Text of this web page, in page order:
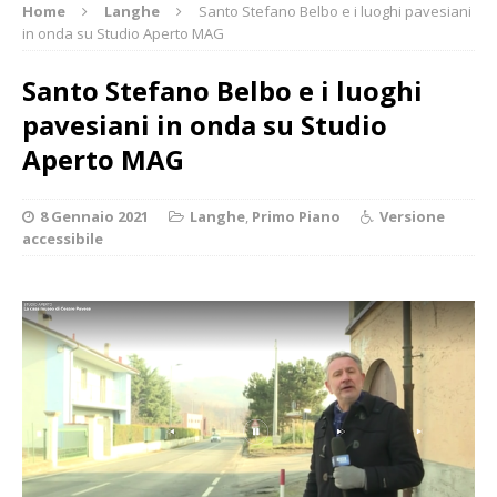
Home Langhe
Santo Stefano Belbo e i luoghi pavesiani
in onda su Studio Aperto MAG
Santo Stefano Belbo e i luoghi
pavesiani in onda su Studio
Aperto MAG
8 Gennaio 2021 Langhe, Primo Piano
Versione
accessibile